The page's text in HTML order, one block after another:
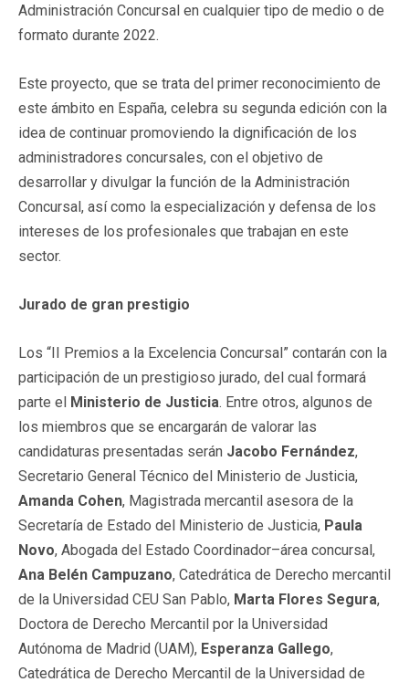
Administración Concursal en cualquier tipo de medio o de
formato durante 2022.
Este proyecto, que se trata del primer reconocimiento de
este ámbito en España, celebra su segunda edición con la
idea de continuar promoviendo la dignificación de los
administradores concursales, con el objetivo de
desarrollar y divulgar la función de la Administración
Concursal, así como la especialización y defensa de los
intereses de los profesionales que trabajan en este
sector.
Jurado de gran prestigio
Los “II Premios a la Excelencia Concursal” contarán con la
participación de un prestigioso jurado, del cual formará
parte el Ministerio de Justicia. Entre otros, algunos de
los miembros que se encargarán de valorar las
candidaturas presentadas serán Jacobo Fernández,
Secretario General Técnico del Ministerio de Justicia,
Amanda Cohen, Magistrada mercantil asesora de la
Secretaría de Estado del Ministerio de Justicia, Paula
Novo, Abogada del Estado Coordinador–área concursal,
Ana Belén Campuzano, Catedrática de Derecho mercantil
de la Universidad CEU San Pablo, Marta Flores Segura,
Doctora de Derecho Mercantil por la Universidad
Autónoma de Madrid (UAM), Esperanza Gallego,
Catedrática de Derecho Mercantil de la Universidad de